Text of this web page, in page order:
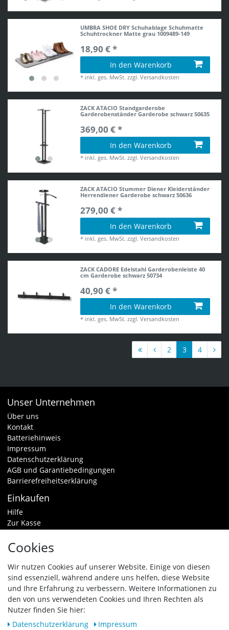
UMBRA SHOE DRY Schuhablage Schuhmatte
Schuhtrockner Matte grau 1009489-149
18,90 € *
In den Warenkorb
* inkl. ges. MwSt. zzgl.Versandkosten
ZACK ATACIO Standgarderobe
Garderobenständer Garderobe schwarz 50635
369,00 € *
In den Warenkorb
* inkl. ges. MwSt. zzgl.Versandkosten
ZACK ATACIO Stummer Diener Kleiderständer
Herrendiener Garderobe schwarz 50636
279,00 € *
In den Warenkorb
* inkl. ges. MwSt. zzgl.Versandkosten
ZACK CADORE Edelstahl Garderobenleiste 40
cm Garderobe schwarz 50734
40,90 € *
In den Warenkorb
* inkl. ges. MwSt. zzgl.Versandkosten
2 3 4
Unser Unternehmen
Über uns
Kontakt
Batteriehinweis
Impressum
Datenschutzerklärung
AGB und Garantiebedingungen
Barrierefreiheitserklärung
Einkaufen
Hilfe
Zur Kasse
Zahlungsarten & Versand
Widerrufsrecht
Vertrag widerrufen
Zahlungsarten
Cookies
Wir nutzen Cookies auf unserer Website. Einige von diesen
sind essenziell, während andere uns helfen, diese Website
und Ihre Erfahrung zu verbessern. Weitere Informationen zu
den von uns verwendeten Cookies und Ihren Rechten als
Nutzer finden Sie hier:
Daten­schutz­erklärung
Impressum